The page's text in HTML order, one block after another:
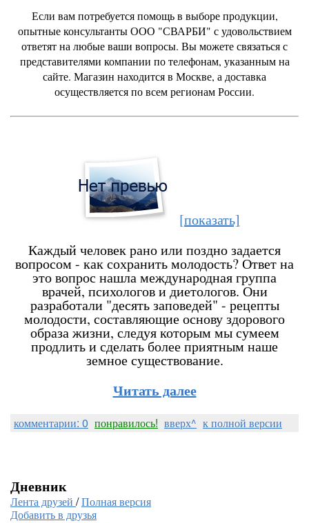
Если вам потребуется помощь в выборе продукции,
опытные консультанты ООО "СВАРБИ" с удовольствием
ответят на любые ваши вопросы. Вы можете связаться с
представителями компании по телефонам, указанным на
сайте. Магазин находится в Москве, а доставка
осуществляется по всем регионам России.
[показать]
Каждый человек рано или поздно задается
вопросом - как сохранить молодость? Ответ на
это вопрос нашла международная группа
врачей, психологов и диетологов. Они
разработали "десять заповедей" - рецепты
молодости, составляющие основу здорового
образа жизни, следуя которым мы сумеем
продлить и сделать более приятным наше
земное существование.
Читать далее
комментарии: 0 понравилось! вверх^ к полной версии
Дневник
Лента друзей /Полная версия
Добавить в друзья